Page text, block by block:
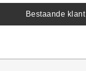
Bestaande klant